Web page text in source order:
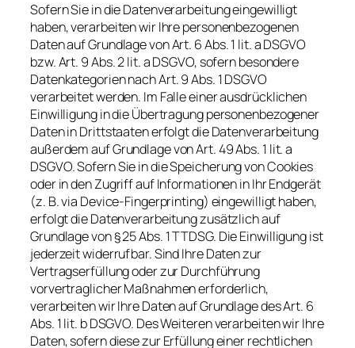
Sofern Sie in die Datenverarbeitung eingewilligt
haben, verarbeiten wir Ihre personenbezogenen
Daten auf Grundlage von Art. 6 Abs. 1 lit. a DSGVO
bzw. Art. 9 Abs. 2 lit. a DSGVO, sofern besondere
Datenkategorien nach Art. 9 Abs. 1 DSGVO
verarbeitet werden. Im Falle einer ausdrücklichen
Einwilligung in die Übertragung personenbezogener
Daten in Drittstaaten erfolgt die Datenverarbeitung
außerdem auf Grundlage von Art. 49 Abs. 1 lit. a
DSGVO. Sofern Sie in die Speicherung von Cookies
oder in den Zugriff auf Informationen in Ihr Endgerät
(z. B. via Device-Fingerprinting) eingewilligt haben,
erfolgt die Datenverarbeitung zusätzlich auf
Grundlage von § 25 Abs. 1 TTDSG. Die Einwilligung ist
jederzeit widerrufbar. Sind Ihre Daten zur
Vertragserfüllung oder zur Durchführung
vorvertraglicher Maßnahmen erforderlich,
verarbeiten wir Ihre Daten auf Grundlage des Art. 6
Abs. 1 lit. b DSGVO. Des Weiteren verarbeiten wir Ihre
Daten, sofern diese zur Erfüllung einer rechtlichen